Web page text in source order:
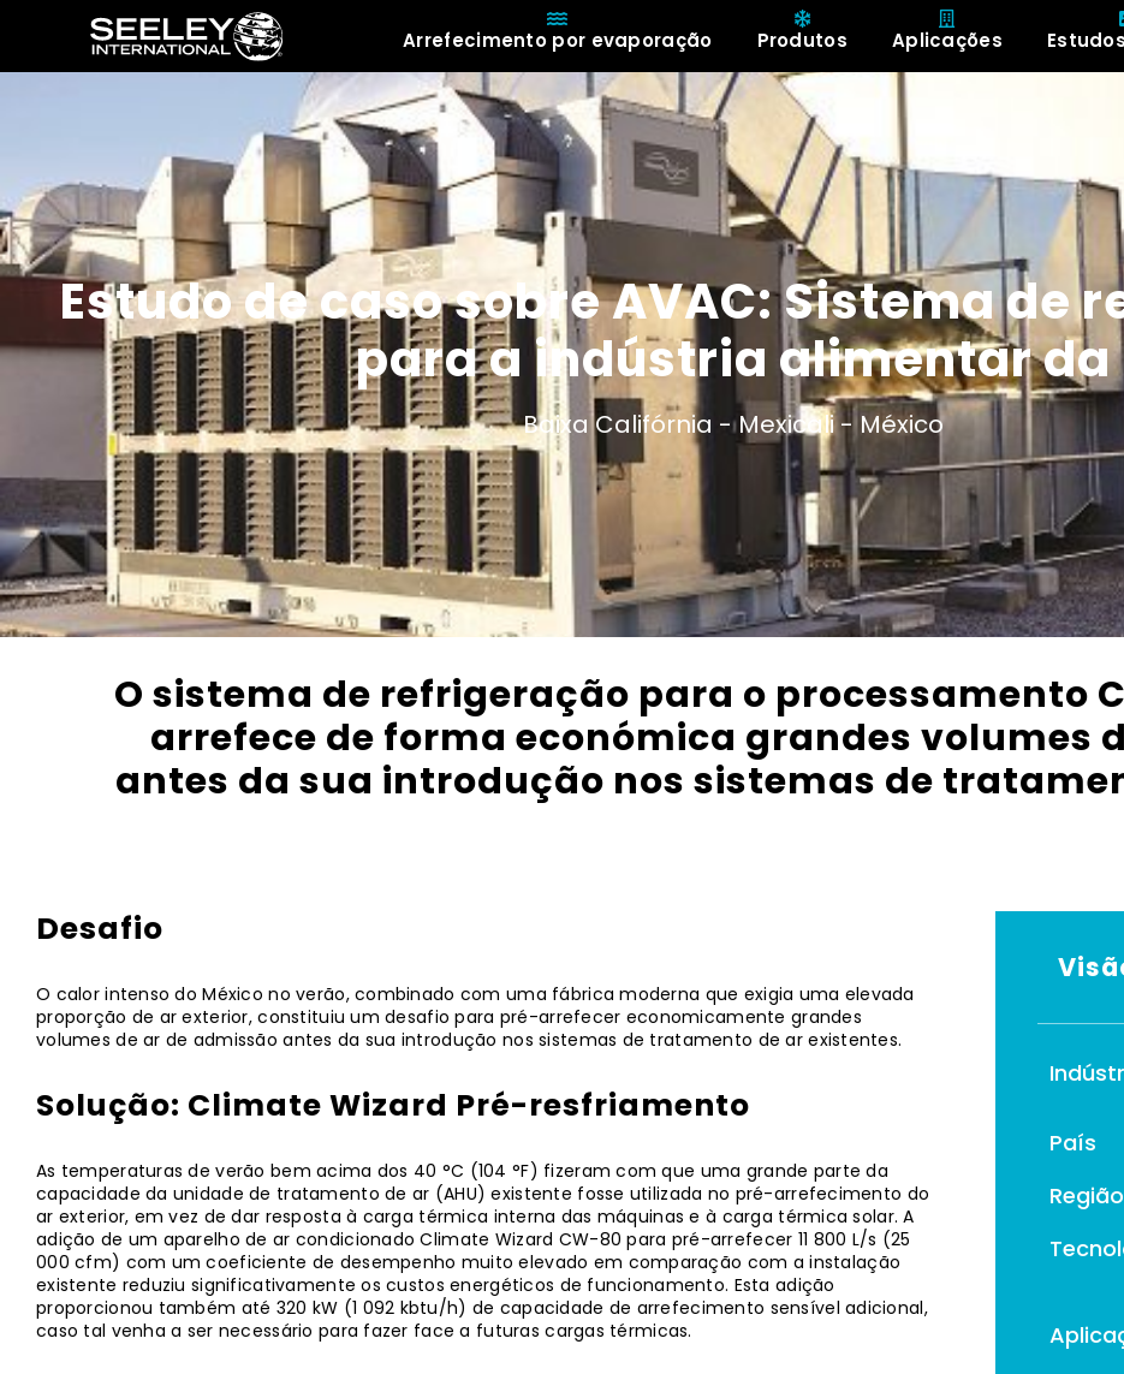
Arrefecimento por evaporação Produtos Aplicações
Recursos Sobre
Estudo de caso sobre AVAC: Sistema de
para a indústria alimentar da
Baixa Califórnia - Mexicali - México
O sistema de refrigeração para o processamento
arrefece de forma económica grandes volumes
antes da sua introdução nos sistemas de
Desafio
O calor intenso do México no verão, combinado com uma fábrica moderna que exigia uma elevada
proporção de ar exterior, constituiu um desafio para pré-arrefecer economicamente grandes
volumes de ar de admissão antes da sua introdução nos sistemas de tratamento de ar existentes.
Solução: Climate Wizard Pré-resfriamento
As temperaturas de verão bem acima dos 40 °C (104 °F) fizeram com que uma grande parte da
capacidade da unidade de tratamento de ar (AHU) existente fosse utilizada no pré-arrefecimento do
ar exterior, em vez de dar resposta à carga térmica interna das máquinas e à carga térmica solar. A
adição de um aparelho de ar condicionado Climate Wizard CW-80 para pré-arrefecer 11 800 L/s (25
000 cfm) com um coeficiente de desempenho muito elevado em comparação com a instalação
existente reduziu significativamente os custos energéticos de funcionamento. Esta adição
proporcionou também até 320 kW (1 092 kbtu/h) de capacidade de arrefecimento sensível adicional,
caso tal venha a ser necessário para fazer face a futuras cargas térmicas.
País
Região